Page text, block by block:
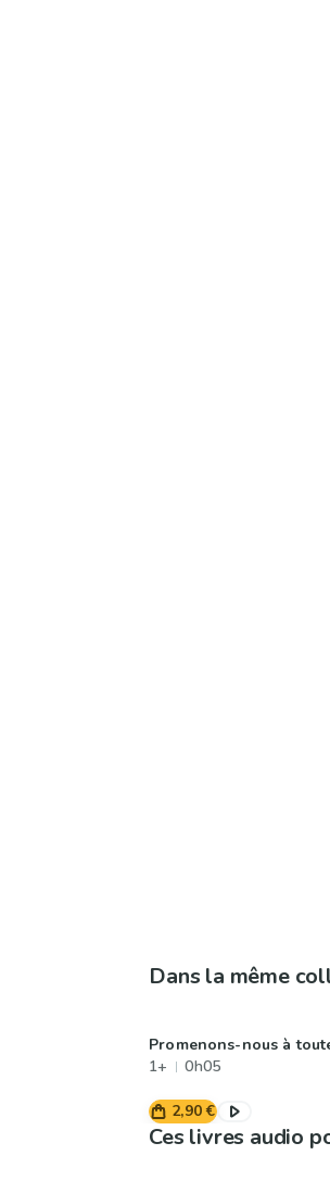
Dans la même
Promenons-nous à
1+
0h05
2,90 €
Ces livres audio